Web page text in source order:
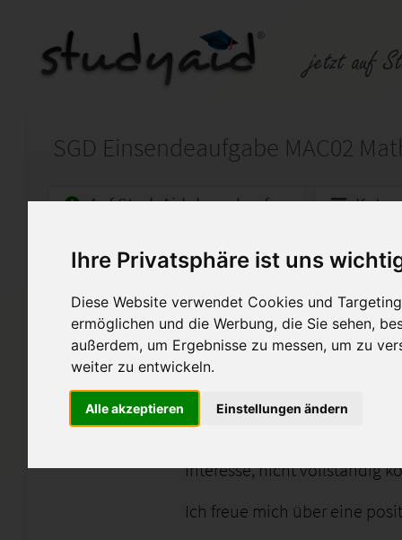
Ihre Privatsphäre ist uns
Diese Website verwendet Cookies und
ermöglichen und die Werbung, die Sie sehen,
außerdem, um Ergebnisse zu messen, um zu
weiter zu entwickeln.
Alle akzeptieren Einstellungen ändern
Auf StudyAid.de verkaufen
Startseite Abitur und Hochschule
MAC02 - Mathematik Note
Sie kaufen die vollständige
zum Lernheft MAC02 -
Die Kommentare des
enthalten.
Interesse, nicht vollständig
Ich freue mich über eine